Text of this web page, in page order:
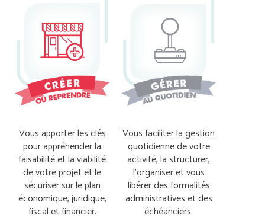
Vous apporter les clés
pour appréhender la
faisabilité et la viabilité
de votre projet et le
sécuriser sur le plan
économique, juridique,
fiscal et financier.
Vous faciliter la gestion
quotidienne de votre
activité, la structurer,
l’organiser et vous
libérer des formalités
administratives et des
échéanciers.